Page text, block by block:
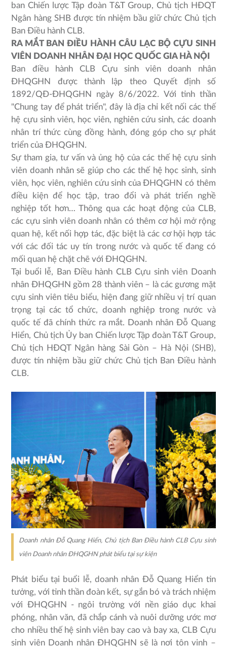
ban Chiến lược Tập đoàn T&T Group, Chủ tịch HĐQT
Ngân hàng SHB được tín nhiệm bầu giữ chức Chủ tịch
Ban Điều hành CLB.
RA MẮT BAN ĐIỀU HÀNH CÂU LẠC BỘ CỰU SINH
VIÊN DOANH NHÂN ĐẠI HỌC QUỐC GIA HÀ NỘI
Ban điều hành CLB Cựu sinh viên doanh nhân
ĐHQGHN được thành lập theo Quyết định số
1892/QĐ-ĐHQGHN ngày 8/6/2022. Với tinh thần
"Chung tay để phát triển", đây là địa chỉ kết nối các thế
hệ cựu sinh viên, học viên, nghiên cứu sinh, các doanh
nhân trí thức cùng đồng hành, đóng góp cho sự phát
triển của ĐHQGHN.
Sự tham gia, tư vấn và ủng hộ của các thế hệ cựu sinh
viên doanh nhân sẽ giúp cho các thế hệ học sinh, sinh
viên, học viên, nghiên cứu sinh của ĐHQGHN có thêm
điều kiện để học tập, trao đổi và phát triển nghề
nghiệp tốt hơn… Thông qua các hoạt động của CLB,
các cựu sinh viên doanh nhân có thêm cơ hội mở rộng
quan hệ, kết nối hợp tác, đặc biệt là các cơ hội hợp tác
với các đối tác uy tín trong nước và quốc tế đang có
mối quan hệ chặt chẽ với ĐHQGHN.
Tại buổi lễ, Ban Điều hành CLB Cựu sinh viên Doanh
nhân ĐHQGHN gồm 28 thành viên – là các gương mặt
cựu sinh viên tiêu biểu, hiện đang giữ nhiều vị trí quan
trọng tại các tổ chức, doanh nghiệp trong nước và
quốc tế đã chính thức ra mắt. Doanh nhân Đỗ Quang
Hiển, Chủ tịch Ủy ban Chiến lược Tập đoàn T&T Group,
Chủ tịch HĐQT Ngân hàng Sài Gòn – Hà Nội (SHB),
được tín nhiệm bầu giữ chức Chủ tịch Ban Điều hành
CLB.
Doanh nhân Đỗ Quang Hiển, Chủ tịch Ban Điều hành CLB Cựu sinh
viên Doanh nhân ĐHQGHN phát biểu tại sự kiện
Phát biểu tại buổi lễ, doanh nhân Đỗ Quang Hiển tin
tưởng, với tinh thần đoàn kết, sự gắn bó và trách nhiệm
với ĐHQGHN - ngôi trường với nền giáo dục khai
phóng, nhân văn, đã chắp cánh và nuôi dưỡng ước mơ
cho nhiều thế hệ sinh viên bay cao và bay xa, CLB Cựu
sinh viên Doanh nhân ĐHQGHN sẽ là nơi tôn vinh –